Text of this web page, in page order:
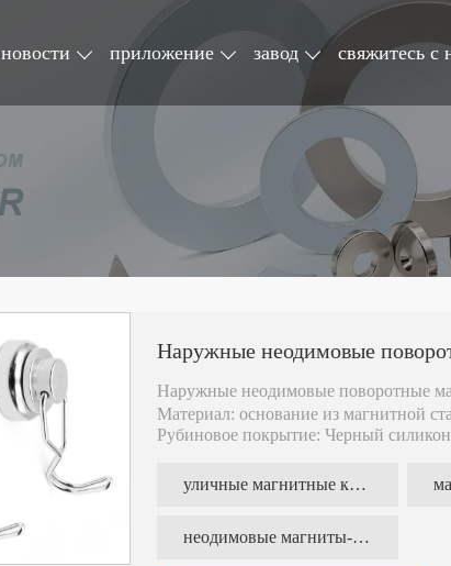
новости приложение завод свяжитесь с
Наружные неодимовые
Наружные неодимовые поворотные
Материал: основание из магнитной
Рубиновое покрытие: Черный
И может лучше защитить
Резиновое покрытие: черный силикон.
уличные магнитные крючки
неодимовые магниты-крючки